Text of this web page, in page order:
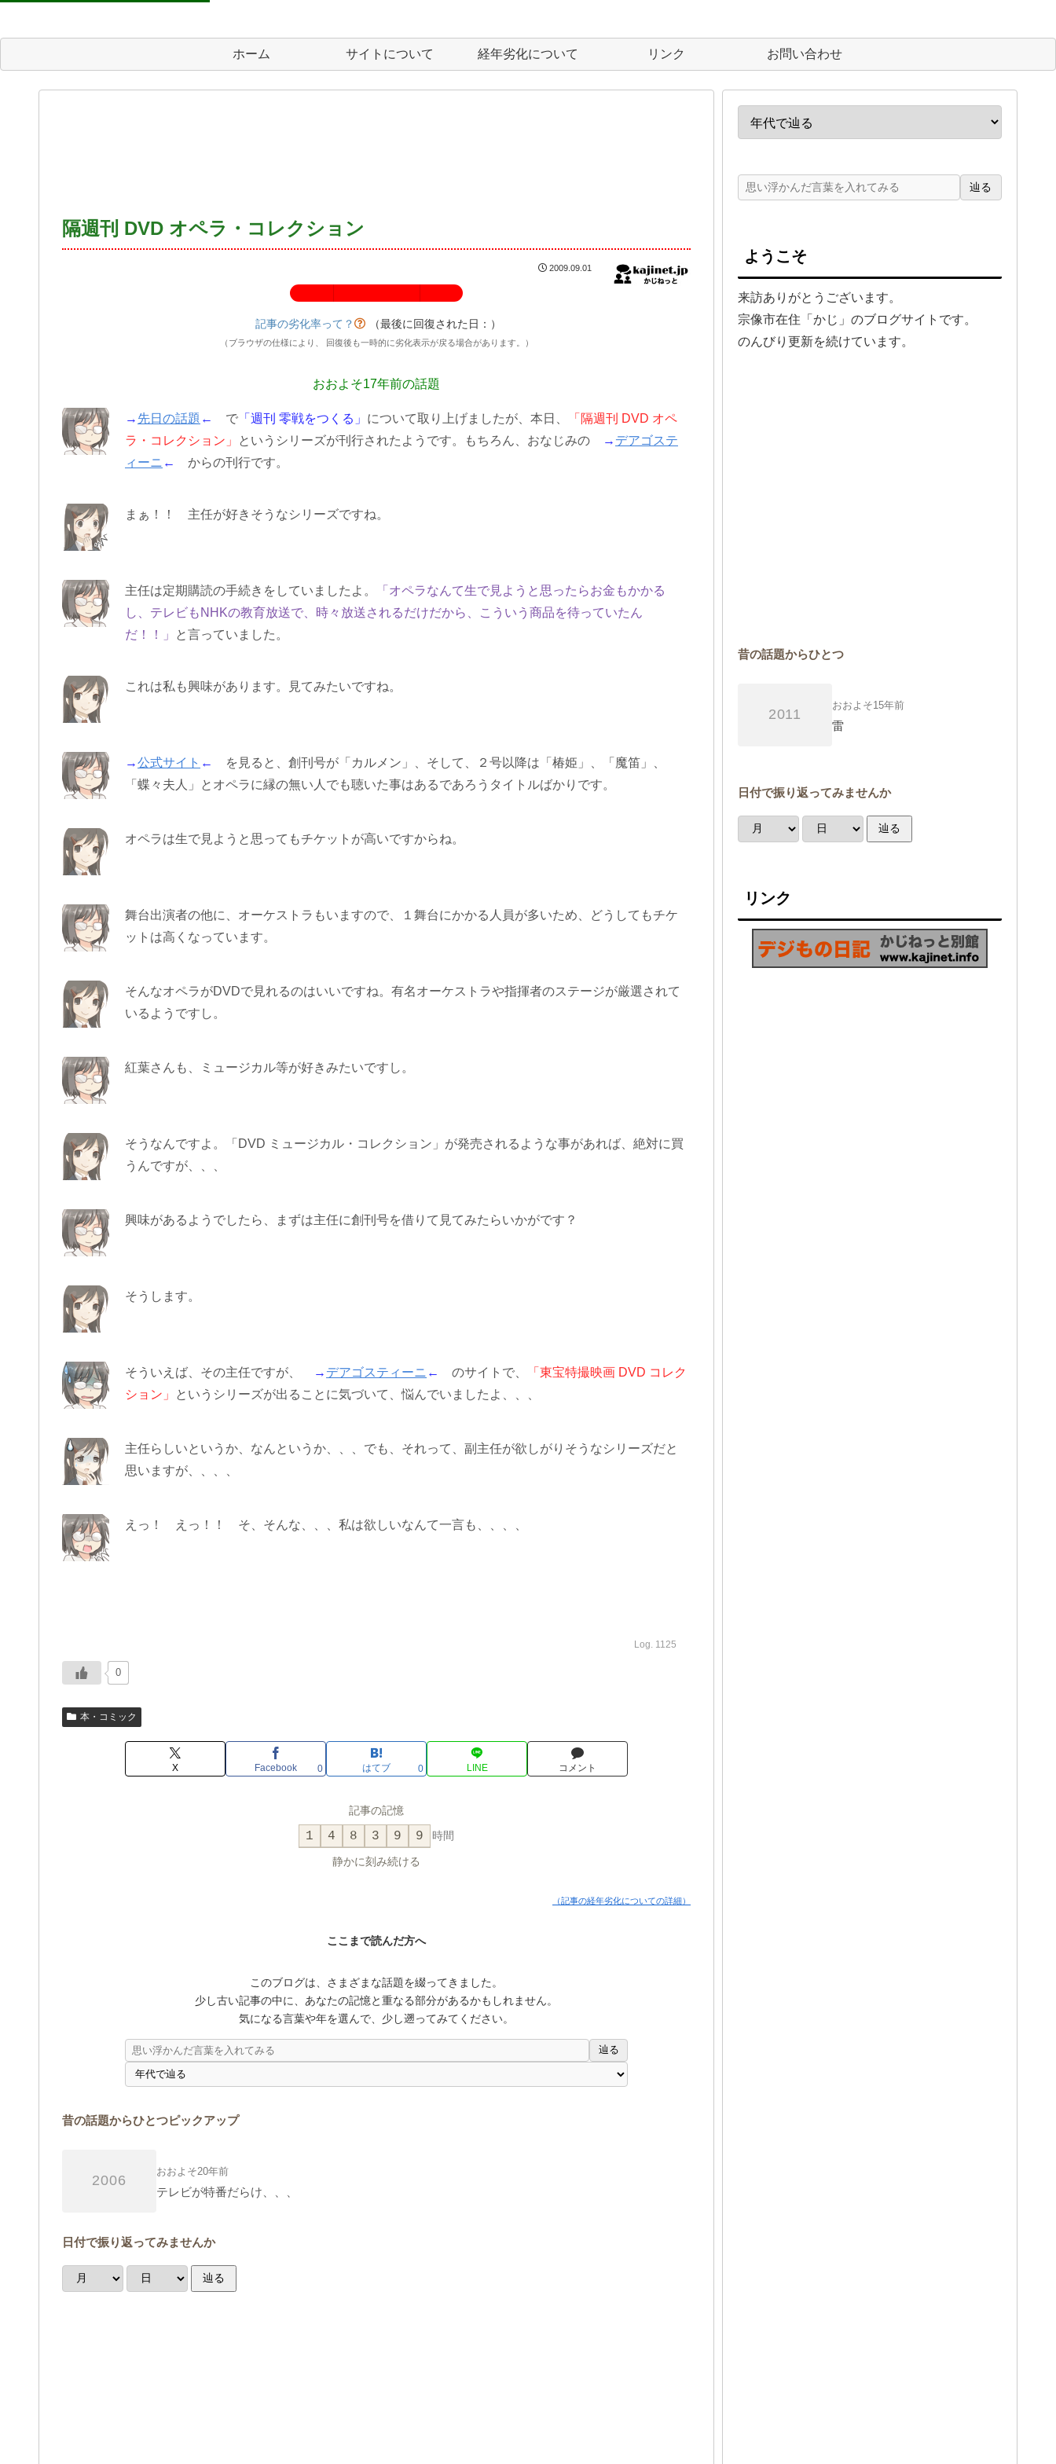
ホーム サイトについて 経年劣化について リンク お問い合わせ
隔週刊 DVD オペラ・コレクション
2009.09.01
記事の劣化率って？ （最後に回復された日： ）
（ブラウザの仕様により、 回復後も一時的に劣化表示が戻る場合があります。）
おおよそ17年前の話題
→ 先日の話題 ← で 「週刊 零戦をつくる」 について取り上げましたが、本日、
「隔週刊 DVD オペ
ラ・コレクション」
というシリーズが刊行されたようです。もちろん、おなじみの → デアゴステ
ィーニ ← からの刊行です。
まぁ！！ 主任が好きそうなシリーズですね。
主任は定期購読の手続きをしていましたよ。
「オペラなんて生で見ようと思ったらお金もかかる
し、テレビもNHKの教育放送で、時々放送されるだけだから、こういう商品を待っていたん
だ！！」
と言っていました。
これは私も興味があります。見てみたいですね。
→公式サイト ←
を見ると、創刊号が「カルメン」、そして、２号以降は「椿姫」、「魔笛」、
「蝶々夫人」とオペラに縁の無い人でも聴いた事はあるであろうタイトルばかりです。
オペラは生で見ようと思ってもチケットが高いですからね。
舞台出演者の他に、オーケストラもいますので、１舞台にかかる人員が多いため、どうしてもチケ
ットは高くなっています。
そんなオペラがDVDで見れるのはいいですね。有名オーケストラや指揮者のステージが厳選されて
いるようですし。
紅葉さんも、ミュージカル等が好きみたいですし。
そうなんですよ。「DVD ミュージカル・コレクション」が発売されるような事があれば、絶対に買
うんですが、、、
興味があるようでしたら、まずは主任に創刊号を借りて見てみたらいかがです？
そうします。
そういえば、その主任ですが、 → デアゴスティーニ ← のサイトで、
「東宝特撮映画 DVD コレク
ション」
というシリーズが出ることに気づいて、悩んでいましたよ、、、
主任らしいというか、なんというか、、、でも、それって、副主任が欲しがりそうなシリーズだと
思いますが、、、、
えっ！ えっ！！ そ、そんな、、、私は欲しいなんて一言も、、、、
Log. 1125
0
本・コミック
X Facebook 0 はてブ 0 LINE コメント
記事の記憶
1 4 8 3 9 9 時間
静かに刻み続ける
（記事の経年劣化についての詳細）
ここまで読んだ方へ
このブログは、さまざまな話題を綴ってきました。
少し古い記事の中に、あなたの記憶と重なる部分があるかもしれません。
気になる言葉や年を選んで、少し遡ってみてください。
辿る
昔の話題からひとつピックアップ
2006
おおよそ20年前
テレビが特番だらけ、、、
日付で振り返ってみませんか
辿る
辿る
ようこそ
来訪ありがとうございます。
宗像市在住「かじ」のブログサイトです。
のんびり更新を続けています。
昔の話題からひとつ
2011
おおよそ15年前
雷
日付で振り返ってみませんか
辿る
リンク